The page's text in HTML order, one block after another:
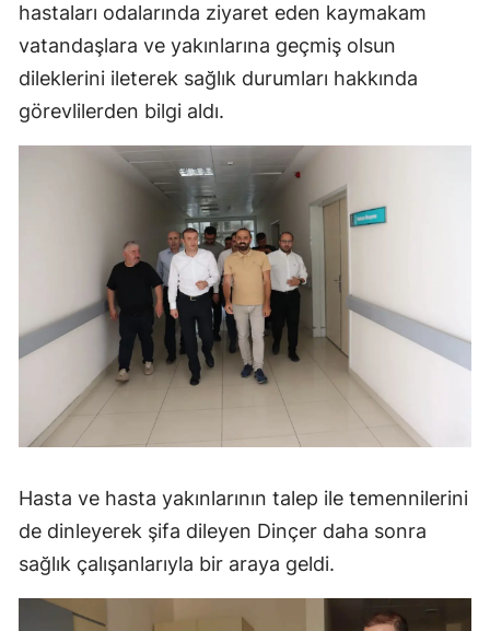
Samsun
Tekirdağ
Tokat
Trabzon
Tunceli
Şanlıurfa
Uşak
Yozgat
Zonguldak
Aksaray
hastaları odalarında ziyaret eden kaymakam
vatandaşlara ve yakınlarına geçmiş olsun
dileklerini ileterek sağlık durumları hakkında
görevlilerden bilgi aldı.
Hasta ve hasta yakınlarının talep ile temennilerini
de dinleyerek şifa dileyen Dinçer daha sonra
sağlık çalışanlarıyla bir araya geldi.